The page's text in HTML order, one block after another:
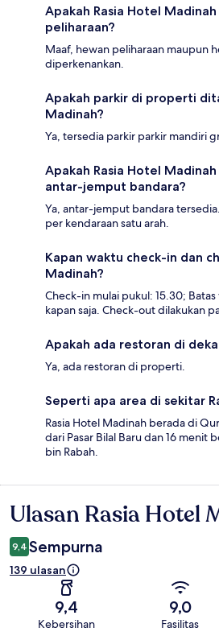
Apakah Rasia Hotel
peliharaan?
Maaf, hewan peliharaan maupun
diperkenankan.
Apakah parkir di properti
Madinah?
Ya, tersedia parkir parkir mandiri
Apakah Rasia Hotel
antar-jemput bandara?
Ya, antar-jemput bandara
per kendaraan satu arah.
Kapan waktu check-in dan
Madinah?
Check-in mulai pukul: 15.30;
kapan saja. Check-out dilakukan
Apakah ada restoran di
Ya, ada restoran di properti.
Seperti apa area di sekitar
Rasia Hotel Madinah berada di
dari Pasar Bilal Baru dan 16 menit
bin Rabah.
Ulasan
Ulasan Rasia Hotel
9,4 Sempurna
139 ulasan
9,4
Kebersihan
9,0
Fasilitas